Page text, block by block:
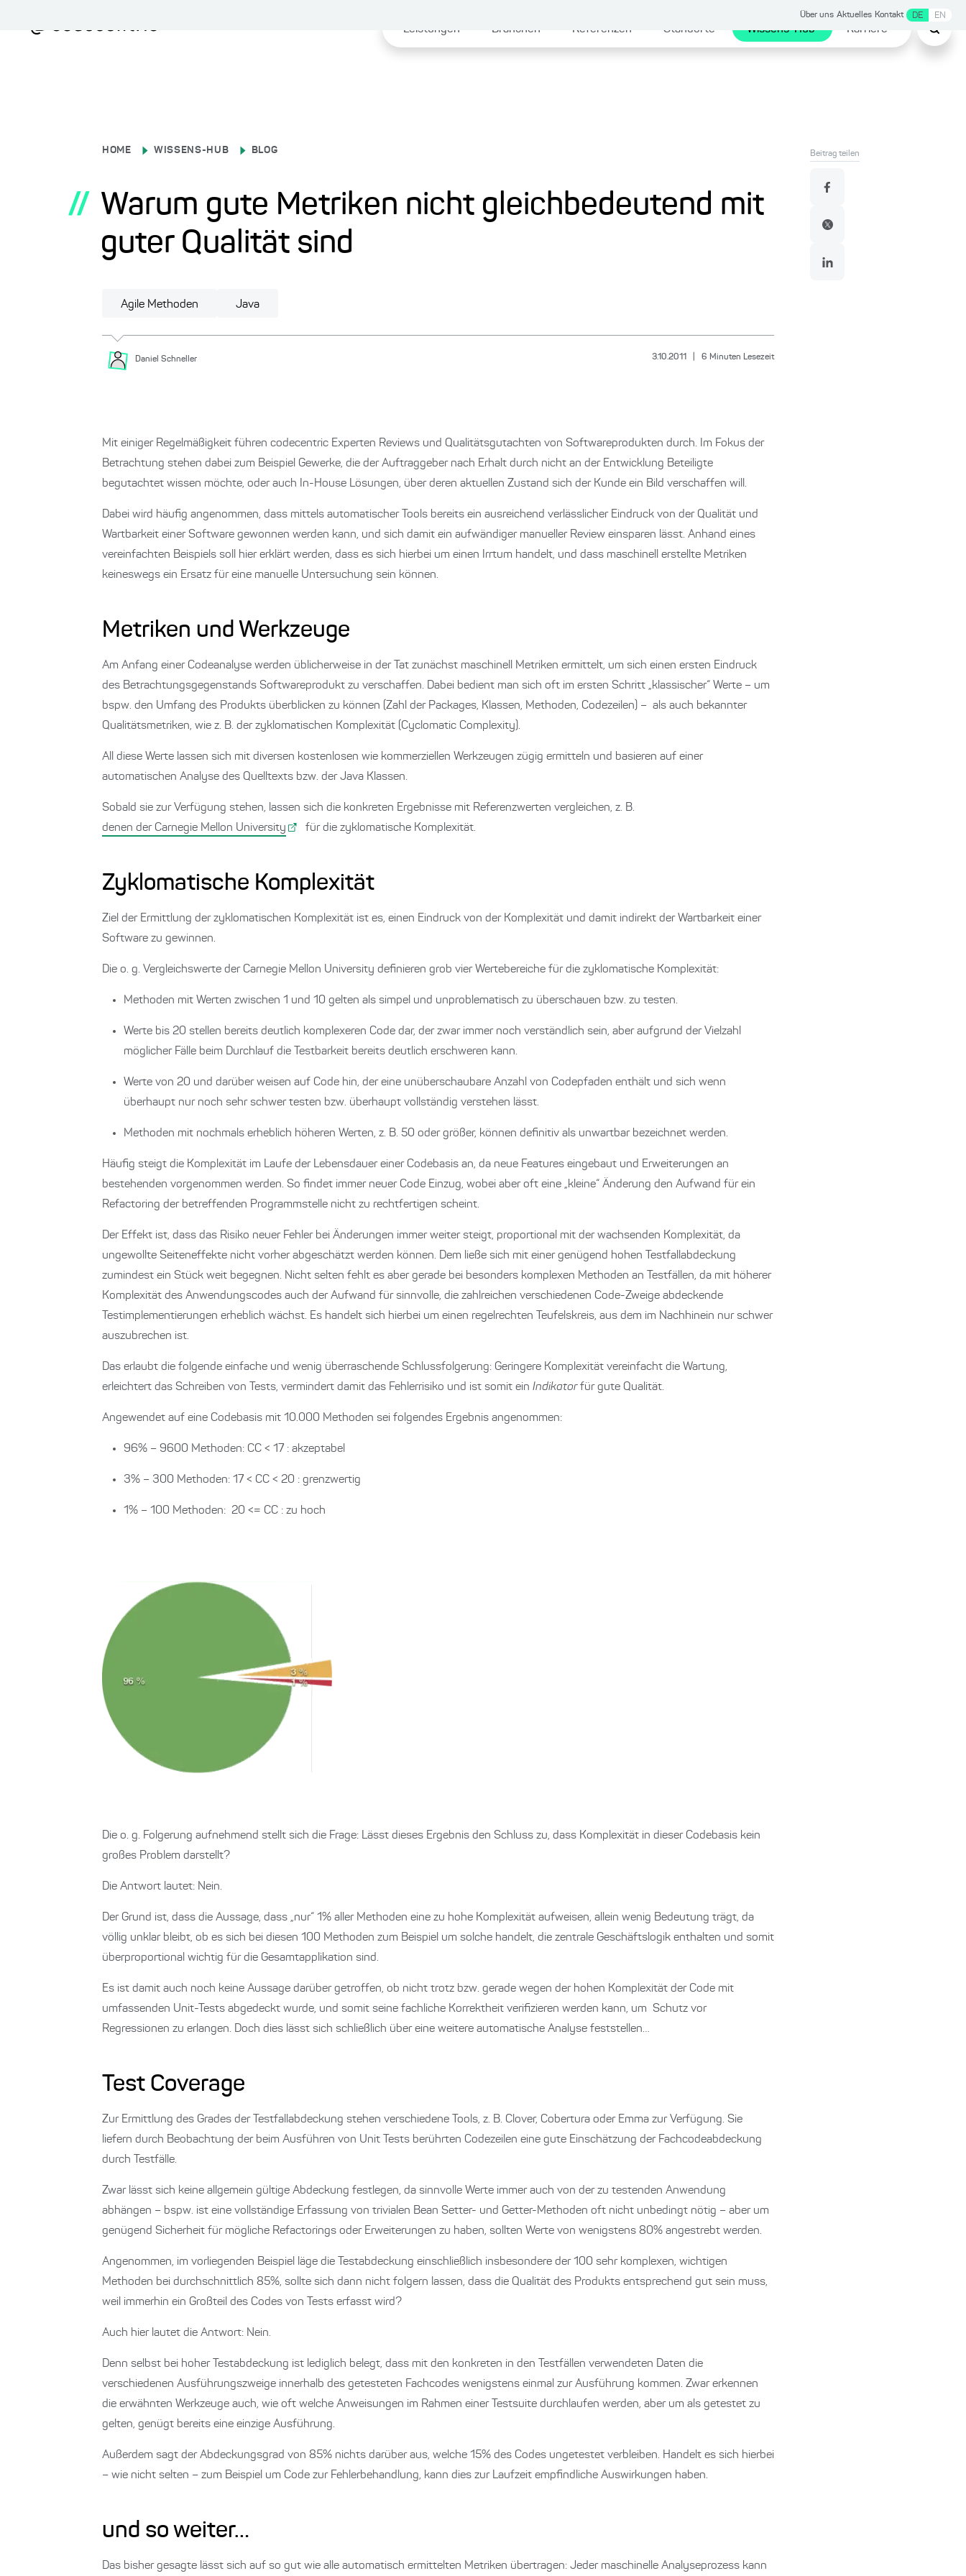
Über uns Aktuelles Kontakt DE EN
Leistungen Branchen Referenzen Standorte Wissens-Hub Karriere
HOME WISSENS-HUB BLOG
// Warum gute Metriken nicht gleichbedeutend mit
guter Qualität sind
Agile Methoden Java
Daniel Schneller 3.10.2011 6 Minuten Lesezeit
Mit einiger Regelmäßigkeit führen codecentric Experten Reviews und Qualitätsgutachten von Softwareprodukten durch. Im Fokus der
Betrachtung stehen dabei zum Beispiel Gewerke, die der Auftraggeber nach Erhalt durch nicht an der Entwicklung Beteiligte
begutachtet wissen möchte, oder auch In-House Lösungen, über deren aktuellen Zustand sich der Kunde ein Bild verschaffen will.
Dabei wird häufig angenommen, dass mittels automatischer Tools bereits ein ausreichend verlässlicher Eindruck von der Qualität und
Wartbarkeit einer Software gewonnen werden kann, und sich damit ein aufwändiger manueller Review einsparen lässt. Anhand eines
vereinfachten Beispiels soll hier erklärt werden, dass es sich hierbei um einen Irrtum handelt, und dass maschinell erstellte Metriken
keineswegs ein Ersatz für eine manuelle Untersuchung sein können.
Metriken und Werkzeuge
Am Anfang einer Codeanalyse werden üblicherweise in der Tat zunächst maschinell Metriken ermittelt, um sich einen ersten Eindruck
des Betrachtungsgegenstands Softwareprodukt zu verschaffen. Dabei bedient man sich oft im ersten Schritt „klassischer“ Werte – um
bspw. den Umfang des Produkts überblicken zu können (Zahl der Packages, Klassen, Methoden, Codezeilen) – als auch bekannter
Qualitätsmetriken, wie z. B. der zyklomatischen Komplexität (Cyclomatic Complexity).
All diese Werte lassen sich mit diversen kostenlosen wie kommerziellen Werkzeugen zügig ermitteln und basieren auf einer
automatischen Analyse des Quelltexts bzw. der Java Klassen.
Sobald sie zur Verfügung stehen, lassen sich die konkreten Ergebnisse mit Referenzwerten vergleichen, z. B.
denen der Carnegie Mellon University
für die zyklomatische Komplexität.
Zyklomatische Komplexität
Ziel der Ermittlung der zyklomatischen Komplexität ist es, einen Eindruck von der Komplexität und damit indirekt der Wartbarkeit einer
Software zu gewinnen.
Die o. g. Vergleichswerte der Carnegie Mellon University definieren grob vier Wertebereiche für die zyklomatische Komplexität:
Methoden mit Werten zwischen 1 und 10 gelten als simpel und unproblematisch zu überschauen bzw. zu testen.
Werte bis 20 stellen bereits deutlich komplexeren Code dar, der zwar immer noch verständlich sein, aber aufgrund der Vielzahl
möglicher Fälle beim Durchlauf die Testbarkeit bereits deutlich erschweren kann.
Werte von 20 und darüber weisen auf Code hin, der eine unüberschaubare Anzahl von Codepfaden enthält und sich wenn
überhaupt nur noch sehr schwer testen bzw. überhaupt vollständig verstehen lässt.
Methoden mit nochmals erheblich höheren Werten, z. B. 50 oder größer, können definitiv als unwartbar bezeichnet werden.
Häufig steigt die Komplexität im Laufe der Lebensdauer einer Codebasis an, da neue Features eingebaut und Erweiterungen an
bestehenden vorgenommen werden. So findet immer neuer Code Einzug, wobei aber oft eine „kleine“ Änderung den Aufwand für ein
Refactoring der betreffenden Programmstelle nicht zu rechtfertigen scheint.
Der Effekt ist, dass das Risiko neuer Fehler bei Änderungen immer weiter steigt, proportional mit der wachsenden Komplexität, da
ungewollte Seiteneffekte nicht vorher abgeschätzt werden können. Dem ließe sich mit einer genügend hohen Testfallabdeckung
zumindest ein Stück weit begegnen. Nicht selten fehlt es aber gerade bei besonders komplexen Methoden an Testfällen, da mit höherer
Komplexität des Anwendungscodes auch der Aufwand für sinnvolle, die zahlreichen verschiedenen Code-Zweige abdeckende
Testimplementierungen erheblich wächst. Es handelt sich hierbei um einen regelrechten Teufelskreis, aus dem im Nachhinein nur schwer
auszubrechen ist.
Das erlaubt die folgende einfache und wenig überraschende Schlussfolgerung: Geringere Komplexität vereinfacht die Wartung,
erleichtert das Schreiben von Tests, vermindert damit das Fehlerrisiko und ist somit ein Indikatorfür gute Qualität.
Angewendet auf eine Codebasis mit 10.000 Methoden sei folgendes Ergebnis angenommen:
96% – 9600 Methoden: CC < 17 : akzeptabel
3% – 300 Methoden: 17 < CC < 20 : grenzwertig
1% – 100 Methoden: 20 <= CC : zu hoch
Die o. g. Folgerung aufnehmend stellt sich die Frage: Lässt dieses Ergebnis den Schluss zu, dass Komplexität in dieser Codebasis kein
großes Problem darstellt?
Die Antwort lautet: Nein.
Der Grund ist, dass die Aussage, dass „nur“ 1% aller Methoden eine zu hohe Komplexität aufweisen, allein wenig Bedeutung trägt, da
völlig unklar bleibt, ob es sich bei diesen 100 Methoden zum Beispiel um solche handelt, die zentrale Geschäftslogik enthalten und somit
überproportional wichtig für die Gesamtapplikation sind.
Es ist damit auch noch keine Aussage darüber getroffen, ob nicht trotz bzw. gerade wegen der hohen Komplexität der Code mit
umfassenden Unit-Tests abgedeckt wurde, und somit seine fachliche Korrektheit verifizieren werden kann, um Schutz vor
Regressionen zu erlangen. Doch dies lässt sich schließlich über eine weitere automatische Analyse feststellen…
Test Coverage
Zur Ermittlung des Grades der Testfallabdeckung stehen verschiedene Tools, z. B. Clover, Cobertura oder Emma zur Verfügung. Sie
liefern durch Beobachtung der beim Ausführen von Unit Tests berührten Codezeilen eine gute Einschätzung der Fachcodeabdeckung
durch Testfälle.
Zwar lässt sich keine allgemein gültige Abdeckung festlegen, da sinnvolle Werte immer auch von der zu testenden Anwendung
abhängen – bspw. ist eine vollständige Erfassung von trivialen Bean Setter- und Getter-Methoden oft nicht unbedingt nötig – aber um
genügend Sicherheit für mögliche Refactorings oder Erweiterungen zu haben, sollten Werte von wenigstens 80% angestrebt werden.
Angenommen, im vorliegenden Beispiel läge die Testabdeckung einschließlich insbesondere der 100 sehr komplexen, wichtigen
Methoden bei durchschnittlich 85%, sollte sich dann nicht folgern lassen, dass die Qualität des Produkts entsprechend gut sein muss,
weil immerhin ein Großteil des Codes von Tests erfasst wird?
Auch hier lautet die Antwort: Nein.
Denn selbst bei hoher Testabdeckung ist lediglich belegt, dass mit den konkreten in den Testfällen verwendeten Daten die
verschiedenen Ausführungszweige innerhalb des getesteten Fachcodes wenigstens einmal zur Ausführung kommen. Zwar erkennen
die erwähnten Werkzeuge auch, wie oft welche Anweisungen im Rahmen einer Testsuite durchlaufen werden, aber um als getestet zu
gelten, genügt bereits eine einzige Ausführung.
Außerdem sagt der Abdeckungsgrad von 85% nichts darüber aus, welche 15% des Codes ungetestet verbleiben. Handelt es sich hierbei
– wie nicht selten – zum Beispiel um Code zur Fehlerbehandlung, kann dies zur Laufzeit empfindliche Auswirkungen haben.
und so weiter…
Das bisher gesagte lässt sich auf so gut wie alle automatisch ermittelten Metriken übertragen: Jeder maschinelle Analyseprozess kann
Beitrag teilen